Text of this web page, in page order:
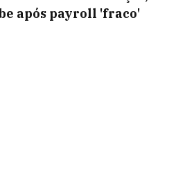
após payroll 'fraco'